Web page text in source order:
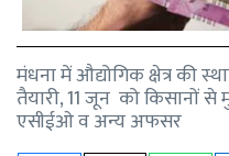
मंधना में औद्योगिक क्षेत्र की
तैयारी, 11 जून को किसानों
एसीईओ व अन्य अफसर